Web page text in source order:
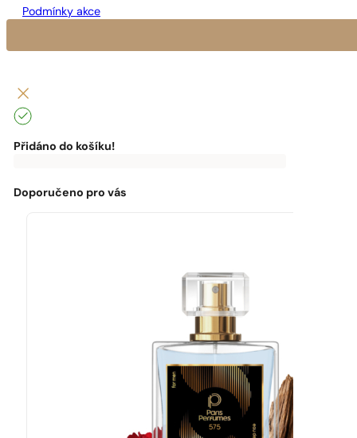
Podmínky akce
Přidáno do košíku!
zdarma
chybí:
Doporučeno pro vás